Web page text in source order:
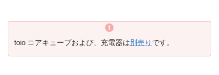
toio コアキューブおよび、充電器は別売り です。